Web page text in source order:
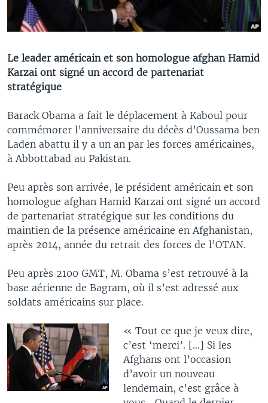
Le leader américain et son homologue afghan Hamid
Karzai ont signé un accord de partenariat
stratégique
Barack Obama a fait le déplacement à Kaboul pour
commémorer l’anniversaire du décès d’Oussama ben
Laden abattu il y a un an par les forces américaines,
à Abbottabad au Pakistan.
Peu après son arrivée, le président américain et son
homologue afghan Hamid Karzai ont signé un accord
de partenariat stratégique sur les conditions du
maintien de la présence américaine en Afghanistan,
après 2014, année du retrait des forces de l’OTAN.
Peu après 2100 GMT, M. Obama s’est retrouvé à la
base aérienne de Bagram, où il s’est adressé aux
soldats américains sur place.
« Tout ce que je veux dire,
c’est ‘merci’. […] Si les
Afghans ont l’occasion
d’avoir un nouveau
lendemain, c’est grâce à